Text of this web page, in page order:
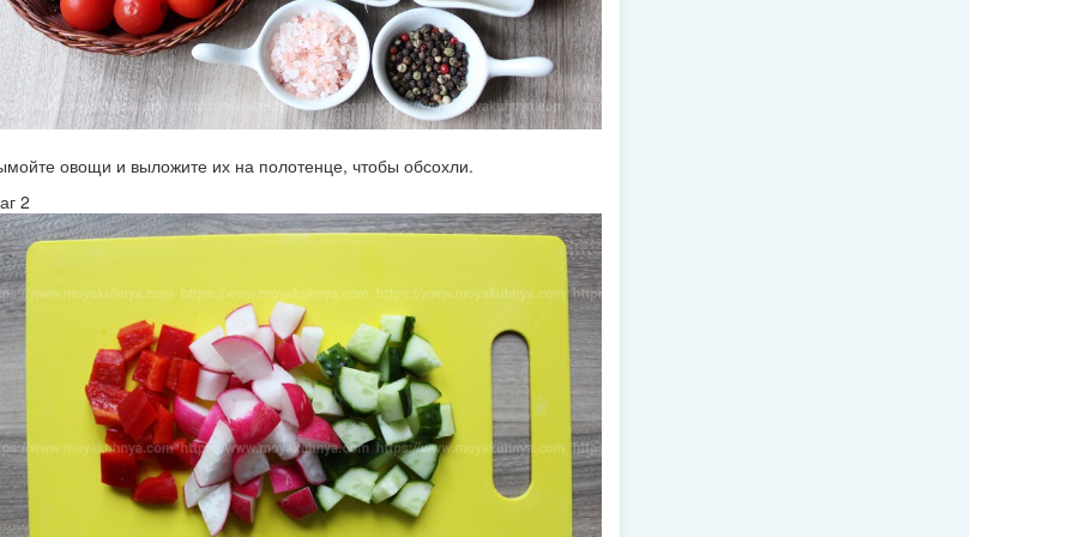
овощи и выложите их на полотенце, чтобы обсохли.
2